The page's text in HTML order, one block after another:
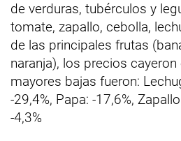
de verduras, tubérculos y
tomate, zapallo, cebolla,
de las principales frutas
naranja), los precios cayeron
mayores bajas fueron:
-29,4%, Papa: -17,6%,
-4,3%